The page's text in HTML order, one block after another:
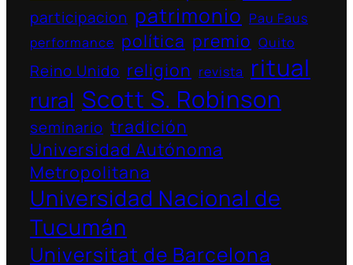
participacion patrimonio Pau Faus
performance política premio Quito
Reino Unido religion revista ritual
rural Scott S. Robinson
seminario tradición
Universidad Autónoma
Metropolitana
Universidad Nacional de
Tucumán
Universitat de Barcelona